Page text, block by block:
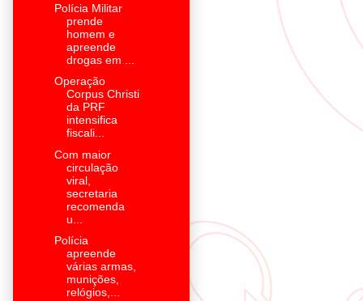
Polícia Militar
prende
homem e
apreende
drogas em ...
Operação
Corpus Christi
da PRF
intensifica
fiscali...
Com maior
circulação
viral,
secretaria
recomenda
u...
Polícia
apreende
várias armas,
munições,
relógios,...